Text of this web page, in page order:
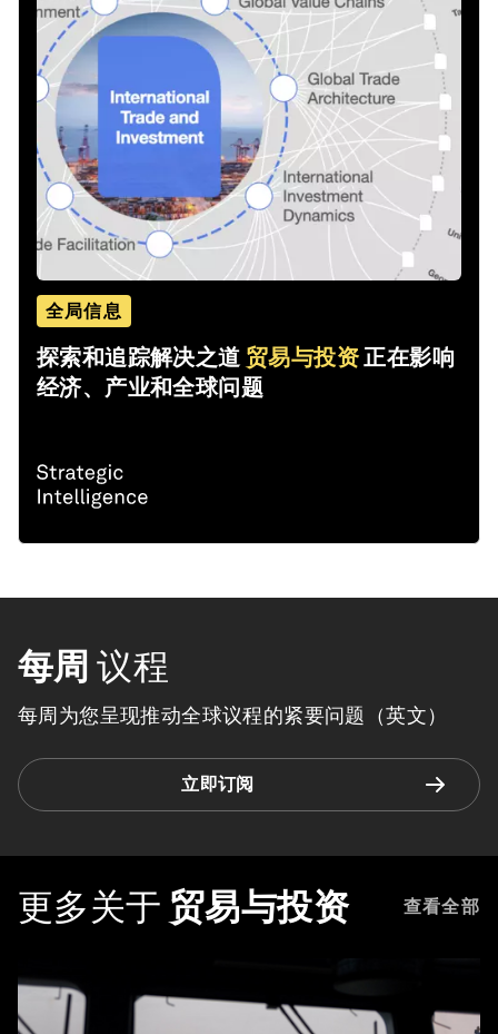
全局信息
探索和追踪解决之道 贸易与投资正在影响
经济、产业和全球问题
每周 议程
每周为您呈现推动全球议程的紧要问题（英文）
立即订阅
更多关于 贸易与投资 查看全部